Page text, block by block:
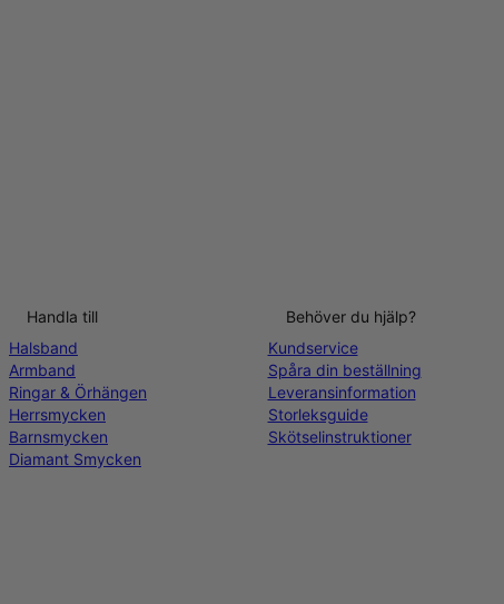
Handla till
Halsband
Armband
Ringar & Örhängen
Herrsmycken
Barnsmycken
Diamant Smycken
Behöver du hjälp?
Kundservice
Spåra din beställning
Leveransinformation
Storleksguide
Skötselinstruktioner